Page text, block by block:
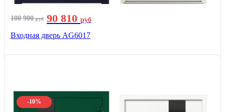
100 900руб 90 810 руб
Входная дверь AG6017
-10%